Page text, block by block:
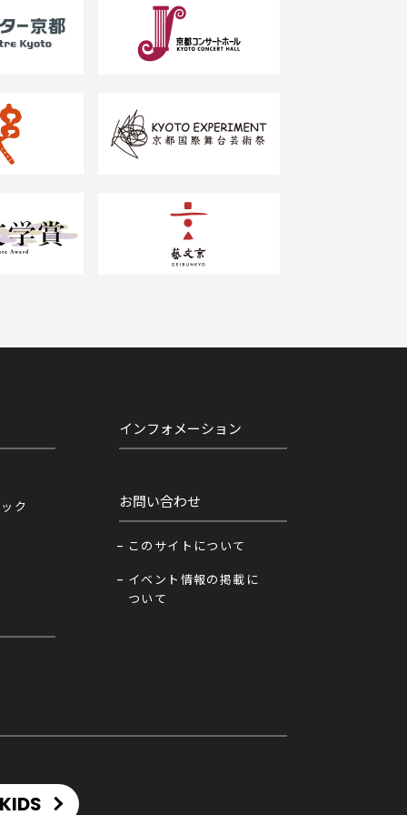
ク
インフォメーション
お問い合わせ
このサイトについて
イベント情報の掲載に
ついて